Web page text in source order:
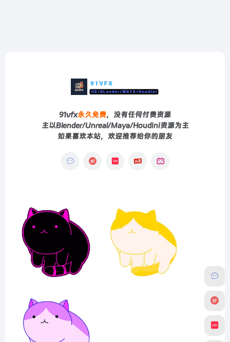
91vfx永久免费，没有任何付费资源
主以Blender/Unreal/Maya/Houdini资源为主
如果喜欢本站，欢迎推荐给你的朋友